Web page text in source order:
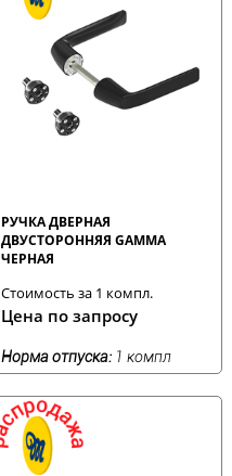
РУЧКА ДВЕРНАЯ
ДВУСТОРОННЯЯ GAMMA
ЧЕРНАЯ
Стоимость за 1 компл.
Цена по запросу
Норма отпуска: 1 компл